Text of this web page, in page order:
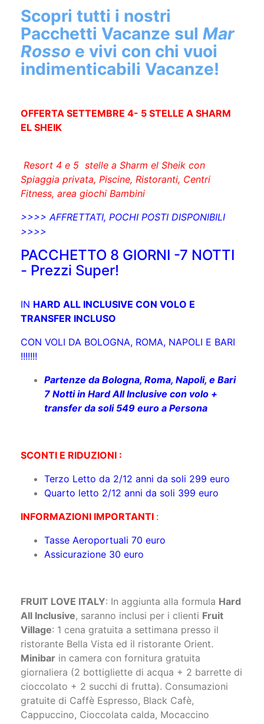
Scopri tutti i nostri
Pacchetti Vacanze sul Mar
Rossoe vivi con chi vuoi
indimenticabili Vacanze!
OFFERTA SETTEMBRE 4- 5 STELLE A SHARM
EL SHEIK
Resort 4 e 5 stelle a Sharm el Sheik con
Spiaggia privata, Piscine, Ristoranti, Centri
Fitness, area giochi Bambini
>>>> AFFRETTATI, POCHI POSTI DISPONIBILI
PACCHETTO 8 GIORNI -7 NOTTI
- Prezzi Super!
IN HARD ALL INCLUSIVE CON VOLO E
TRANSFER INCLUSO
CON VOLI DA BOLOGNA, ROMA, NAPOLI E BARI
!!!!!!!
Partenze da Bologna, Roma, Napoli, e Bari
7 Notti in Hard All Inclusive con volo +
transfer da soli 549 euro a Persona
SCONTI E RIDUZIONI :
Terzo Letto da 2/12 anni da soli 299 euro
Quarto letto 2/12 anni da soli 399 euro
INFORMAZIONI IMPORTANTI
Tasse Aeroportuali 70 euro
Assicurazione 30 euro
FRUIT LOVE ITALY: In aggiunta alla formula Hard
All Inclusive
, saranno inclusi per i clienti Fruit
Village : 1 cena gratuita a settimana presso il
ristorante Bella Vista ed il ristorante Orient.
Minibar
in camera con fornitura gratuita
giornaliera (2 bottigliette di acqua + 2 barrette di
cioccolato + 2 succhi di frutta). Consumazioni
gratuite di Caffè Espresso, Black Cafè,
Cappuccino, Cioccolata calda, Mocaccino